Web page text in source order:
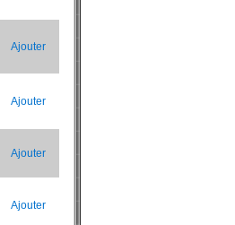
Ajouter
Ajouter
Ajouter
Ajouter